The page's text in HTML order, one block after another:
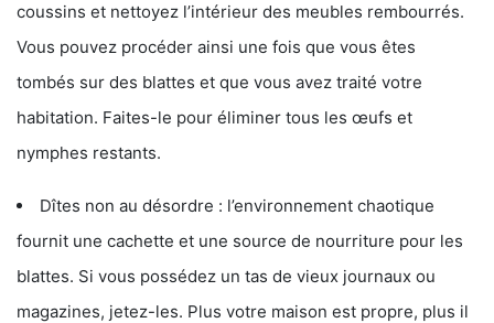
coussins et nettoyez l’intérieur des meubles rembourrés.
Vous pouvez procéder ainsi une fois que vous êtes
tombés sur des blattes et que vous avez traité votre
habitation. Faites-le pour éliminer tous les œufs et
nymphes restants.
Dîtes non au désordre : l’environnement chaotique
fournit une cachette et une source de nourriture pour les
blattes. Si vous possédez un tas de vieux journaux ou
magazines, jetez-les. Plus votre maison est propre, plus il